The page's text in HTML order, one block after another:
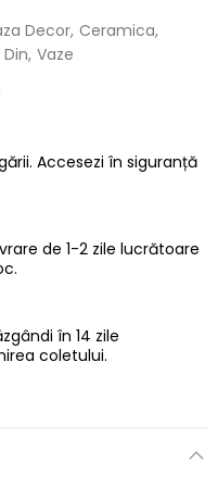
Decor Ceramica
Din Vaze
Accesezi în siguranță
de 1-2 zile lucrătoare
în 14 zile
coletului.